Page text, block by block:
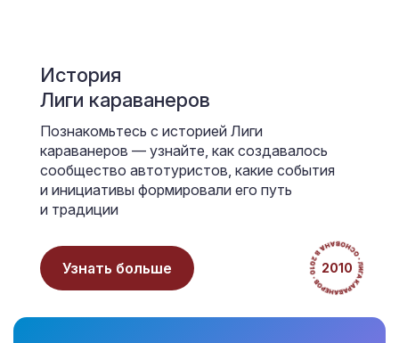
История
Лиги караванеров
Познакомьтесь с историей Лиги
караванеров — узнайте, как создавалось
сообщество автотуристов, какие события
и инициативы формировали его путь
и традиции
Узнать больше 2010